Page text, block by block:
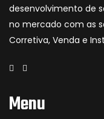
desenvolvimento de
no mercado com as
Corretiva, Venda e
Menu